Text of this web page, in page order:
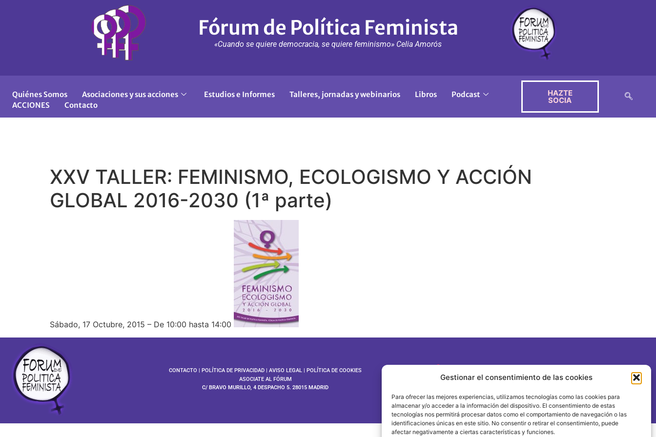
Gestionar el consentimiento de las cookies
Para ofrecer las mejores experiencias, utilizamos tecnologías como las cookies para
almacenar y/o acceder a la información del dispositivo. El consentimiento de estas
tecnologías nos permitirá procesar datos como el comportamiento de navegación o las
identificaciones únicas en este sitio. No consentir o retirar el consentimiento, puede
afectar negativamente a ciertas características y funciones.
Fórum de Política Feminista
«Cuando se quiere democracia, se quiere feminismo» Celia Amorós
Quiénes Somos Asociaciones y sus acciones Estudios e Informes Talleres, jornadas y webinarios Libros
Podcast
ACCIONES
Contacto
HAZTE
SOCIA
XXV TALLER: FEMINISMO, ECOLOGISMO Y ACCIÓN
GLOBAL 2016-2030 (1ª parte)
Sábado, 17 Octubre, 2015 – De 10:00 hasta 14:00
CONTACTO |POLÍTICA DE PRIVACIDAD |AVISO LEGAL |POLÍTICA DE COOKIES
ASOCIATE AL FÓRUM
C/ BRAVO MURILLO, 4 DESPACHO 5. 28015 MADRID